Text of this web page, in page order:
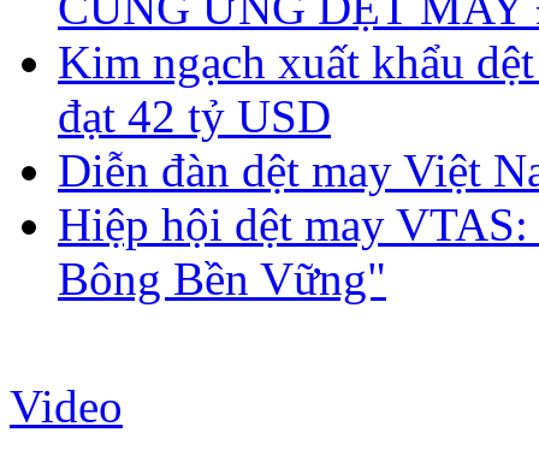
Kim ngạch xuất khẩu
đạt 42 tỷ USD
Diễn đàn dệt may Việt
Hiệp hội dệt may
Bông Bền Vững"
Video